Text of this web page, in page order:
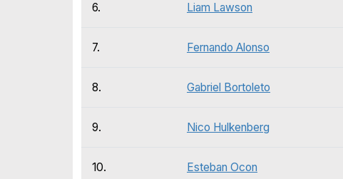
6. Liam Lawson
7. Fernando Alonso
8. Gabriel Bortoleto
9. Nico Hulkenberg
10. Esteban Ocon